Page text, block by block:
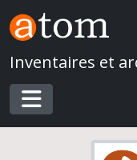
Skip to main content
Inventaires et
Toggle